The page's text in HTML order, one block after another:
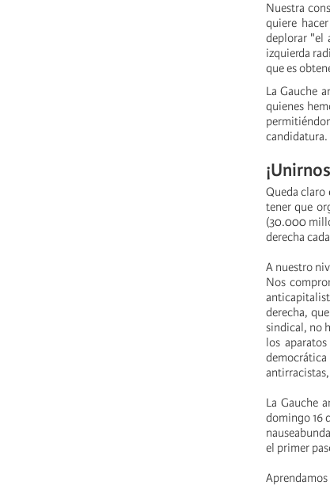
Nuestra
quiere
deplorar "el
izquierda
que es
La Gauche
quienes
candidatura.
Queda claro
tener que
(30.000
derecha
A nuestro
Nos
derecha,
sindical, no
los
La Gauche
domingo 16
el primer